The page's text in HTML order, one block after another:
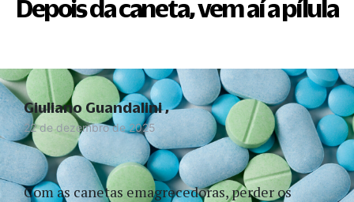
Depois da caneta, vem aí a pílula
22 de dezembro de 2025
Com as canetas emagrecedoras, perder os
Giuliano Guandalini